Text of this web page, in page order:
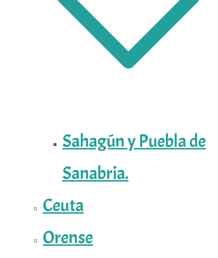
Sahagún y Puebla de
Sanabria.
Ceuta
Orense